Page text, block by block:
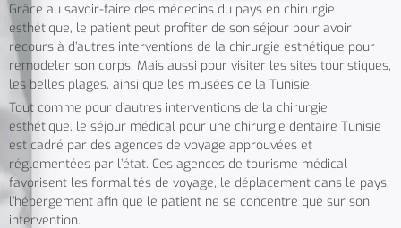
Grâce au savoir-faire des médecins du pays en chirurgie
esthétique, le patient peut profiter de son séjour pour avoir
recours à d’autres interventions de la chirurgie esthétique pour
remodeler son corps. Mais aussi pour visiter les sites touristiques,
les belles plages, ainsi que les musées de la Tunisie.
Tout comme pour d’autres interventions de la chirurgie
esthétique, le séjour médical pour une chirurgie dentaire Tunisie
est cadré par des agences de voyage approuvées et
réglementées par l’état. Ces agences de tourisme médical
favorisent les formalités de voyage, le déplacement dans le pays,
l’hébergement afin que le patient ne se concentre que sur son
intervention.